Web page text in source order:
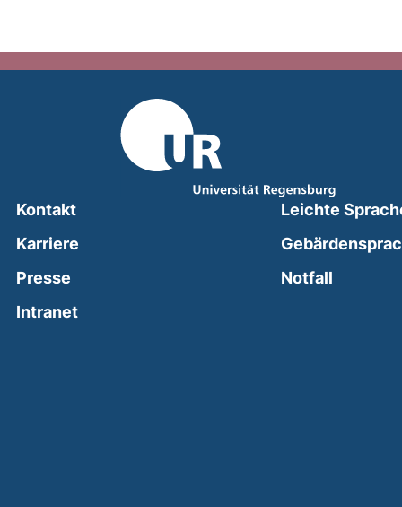
Kontakt
Karriere
Presse
Intranet(external link, opens in a new window)
Leichte
Notfall